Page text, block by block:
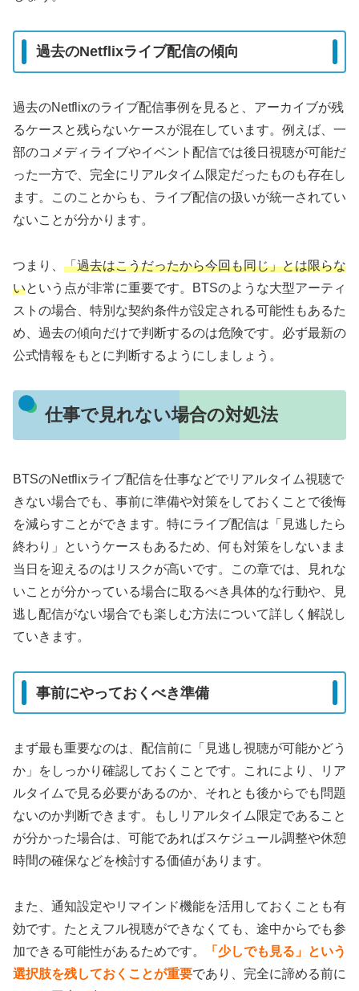
過去のNetflixライブ配信の傾向
過去のNetflixのライブ配信事例を見ると、アーカイブが残
るケースと残らないケースが混在しています。例えば、一
部のコメディライブやイベント配信では後日視聴が可能だ
った一方で、完全にリアルタイム限定だったものも存在し
ます。このことからも、ライブ配信の扱いが統一されてい
ないことが分かります。
つまり、 「過去はこうだったから今回も同じ」とは限らな
いという点が非常に重要です。BTSのような大型アーティ
ストの場合、特別な契約条件が設定される可能性もあるた
め、過去の傾向だけで判断するのは危険です。必ず最新の
公式情報をもとに判断するようにしましょう。
仕事で見れない場合の対処法
BTSのNetflixライブ配信を仕事などでリアルタイム視聴で
きない場合でも、事前に準備や対策をしておくことで後悔
を減らすことができます。特にライブ配信は「見逃したら
終わり」というケースもあるため、何も対策をしないまま
当日を迎えるのはリスクが高いです。この章では、見れな
いことが分かっている場合に取るべき具体的な行動や、見
逃し配信がない場合でも楽しむ方法について詳しく解説し
ていきます。
事前にやっておくべき準備
まず最も重要なのは、配信前に「見逃し視聴が可能かどう
か」をしっかり確認しておくことです。これにより、リア
ルタイムで見る必要があるのか、それとも後からでも問題
ないのか判断できます。もしリアルタイム限定であること
が分かった場合は、可能であればスケジュール調整や休憩
時間の確保などを検討する価値があります。
また、通知設定やリマインド機能を活用しておくことも有
効です。たとえフル視聴ができなくても、途中からでも参
加できる可能性があるためです。
「少しでも見る」という
選択肢を残しておくことが重要であり、完全に諦める前に